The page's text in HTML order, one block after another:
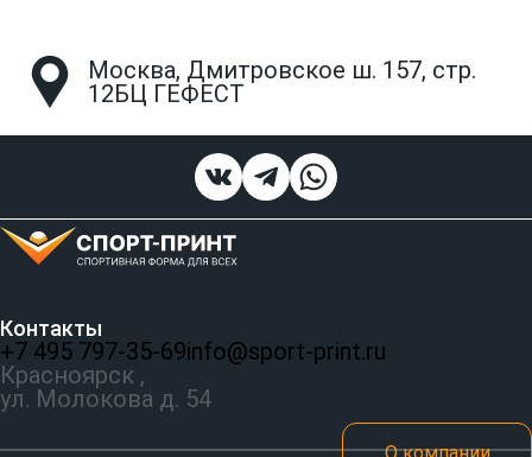
Москва, Дмитровское ш. 157, стр.
12БЦ ГЕФЕСТ
Контакты
+7 495 797‑35-69info@sport-print.ru
Красноярск ,
ул. Молокова д. 54